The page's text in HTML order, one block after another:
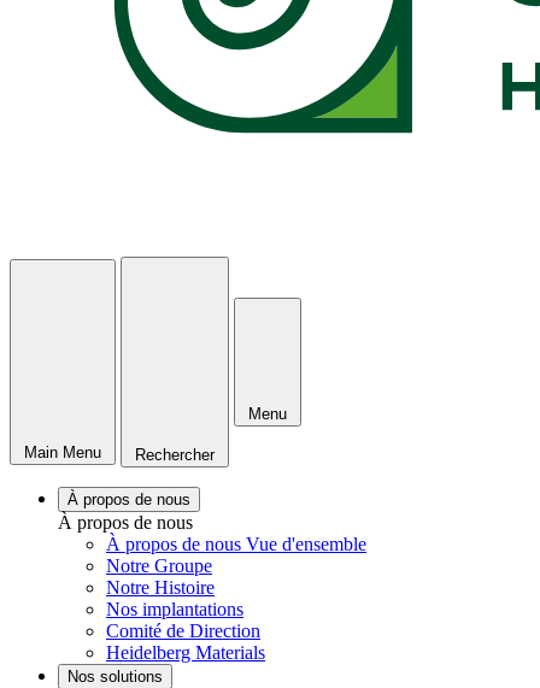
Main Menu Rechercher
Menu
À propos de nous
À propos de nous
À propos de nous Vue d'ensemble
Notre Groupe
Notre Histoire
Nos implantations
Comité de Direction
Heidelberg Materials
Nos solutions